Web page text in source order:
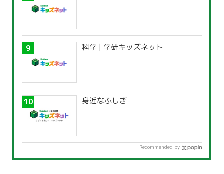
科学 | 学研キッズネット
身近なふしぎ
Recommended by